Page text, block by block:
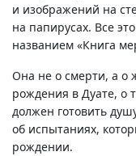
и изображений на
на папирусах. Все
названием «Книга
Она не о смерти, а о
рождения в Дуате, о
должен готовить
об испытаниях,
рождении.